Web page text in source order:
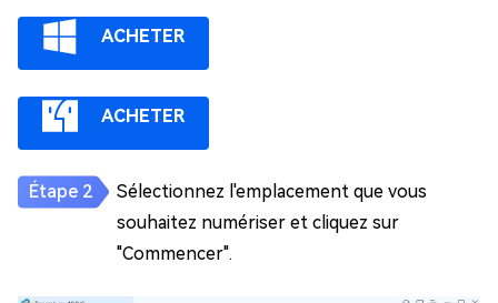
ACHETER
ACHETER
Sélectionnez l'emplacement que vous
souhaitez numériser et cliquez sur
"Commencer".